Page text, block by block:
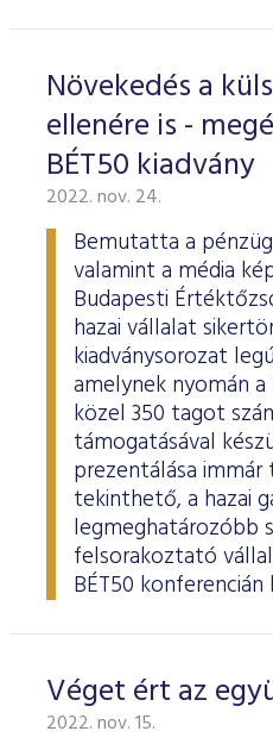
Növekedés a
ellenére is -
BÉT50 kiadvány
2022. nov. 24.
Bemutatta a
valamint a média
Budapesti
hazai vállalat
kiadványsorozat
amelynek nyomán a
közel 350 tagot
támogatásával
prezentálása immár
tekinthető, a hazai
legmeghatározóbb
felsorakoztató
BÉT50
Véget ért az
2022. nov. 15.